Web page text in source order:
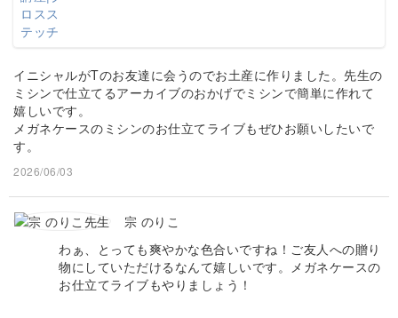
イニシャルがTのお友達に会うのでお土産に作りました。先生の
ミシンで仕立てるアーカイブのおかげでミシンで簡単に作れて
嬉しいです。
メガネケースのミシンのお仕立てライブもぜひお願いしたいで
す。
2026/06/03
宗 のりこ
わぁ、とっても爽やかな色合いですね！ご友人への贈り
物にしていただけるなんて嬉しいです。メガネケースの
お仕立てライブもやりましょう！